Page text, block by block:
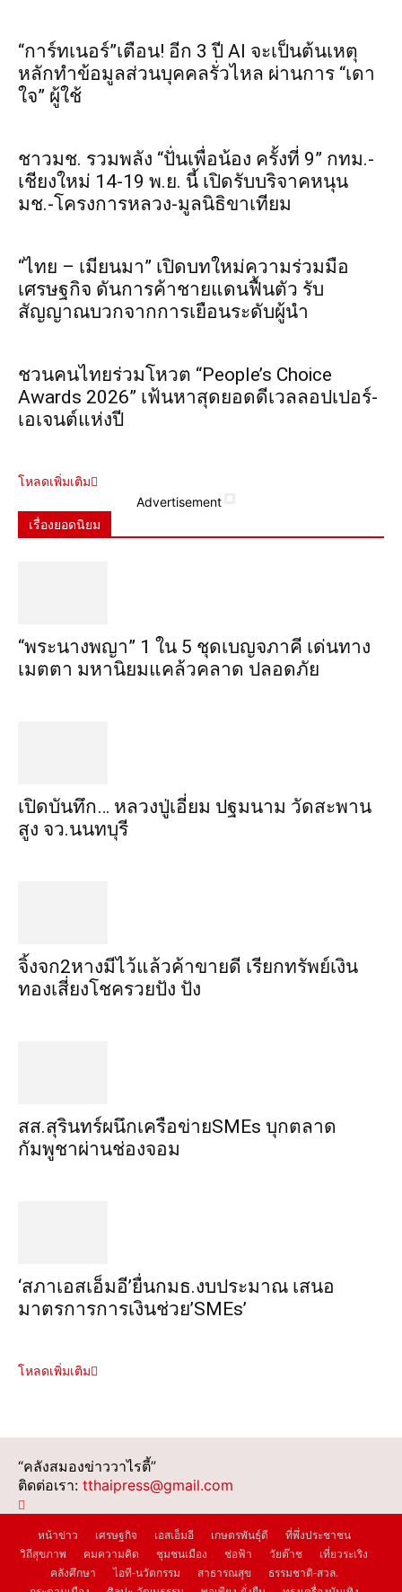
“การ์ทเนอร์”เตือน! อีก 3 ปี AI จะเป็นต้นเหตุ
หลักทำข้อมูลส่วนบุคคลรั่วไหล ผ่านการ “เดา
ใจ” ผู้ใช้
ชาวมช. รวมพลัง “ปั่นเพื่อน้อง ครั้งที่ 9” กทม.-
เชียงใหม่ 14-19 พ.ย. นี้ เปิดรับบริจาคหนุน
มช.-โครงการหลวง-มูลนิธิขาเทียม
“ไทย – เมียนมา” เปิดบทใหม่ความร่วมมือ
เศรษฐกิจ ดันการค้าชายแดนฟื้นตัว รับ
สัญญาณบวกจากการเยือนระดับผู้นำ
ชวนคนไทยร่วมโหวต “People’s Choice
Awards 2026” เฟ้นหาสุดยอดดีเวลลอปเปอร์-
เอเจนต์แห่งปี
โหลดเพิ่มเติม
Advertisement
เรื่องยอดนิยม
“พระ​นาง​พญา” 1 ใน 5​ ชุดเบญจ​ภาคี​ เด่นทาง
เมตตา​ มหา​นิยม​แคล้วคลาด​ ปลอดภัย​
เปิดบันทึก… หลวงปู่เอี่ยม ​ปฐม​นาม​ วัดสะพาน
สูง​ จว.นนทบุรี
จิ้งจก​2​หาง​มีไว้แล้ว​ค้าขาย​ดี​ เรียก​ทรัพย์เงิน
ทอง​เสี่ยงโชค​รวยปัง​ ปัง​
สส.สุรินทร์ผนึกเครือข่ายSMEs บุกตลาด
กัมพูชาผ่านช่องจอม
‘สภาเอสเอ็มอี’ยื่นกมธ.งบประมาณ เสนอ
มาตรการการเงินช่วย’SMEs’
โหลดเพิ่มเติม
“คลังสมองข่าววาไรตี้”
ติดต่อเรา: tthaipress@gmail.com
หน้าข่าว เศรษฐกิจ เอสเอ็มอี เกษตรพันธุ์ดี
ที่พึ่งประชาชน
วิถีสุขภาพ
คมความคิด ชุมชนเมือง ช่อฟ้า วัยต๊าช
เที่ยวระเริง
คลังศึกษา
ไอที-นวัตกรรม สาธารณสุข
ธรรมชาติ-สวล.